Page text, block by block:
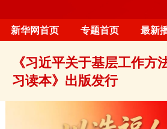
新华网首页 专题首页 最新
《习近平关于基层工作方
习读本》出版发行